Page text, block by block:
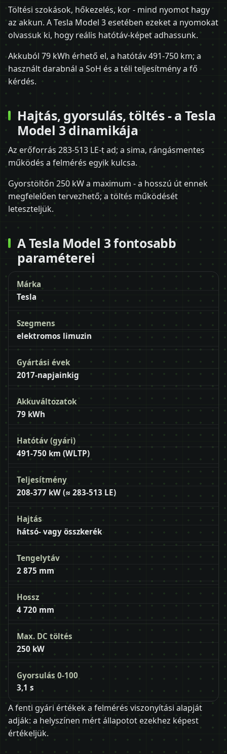
Töltési szokások, hőkezelés, kor - mind nyomot hagy
az akkun. A Tesla Model 3 esetében ezeket a nyomokat
olvassuk ki, hogy reális hatótáv-képet adhassunk.
Akkuból 79 kWh érhető el, a hatótáv 491-750 km; a
használt darabnál a SoH és a téli teljesítmény a fő
kérdés.
Hajtás, gyorsulás, töltés - a Tesla
Model 3 dinamikája
Az erőforrás 283-513 LE-t ad; a sima, rángásmentes
működés a felmérés egyik kulcsa.
Gyorstöltőn 250 kW a maximum - a hosszú út ennek
megfelelően tervezhető; a töltés működését
leteszteljük.
A Tesla Model 3 fontosabb
paraméterei
Márka
Tesla
Szegmens
elektromos limuzin
Gyártási évek
2017-napjainkig
Akkuváltozatok
79 kWh
Hatótáv (gyári)
491-750 km (WLTP)
Teljesítmény
208-377 kW (≈ 283-513 LE)
Hajtás
hátsó- vagy összkerék
Tengelytáv
2 875 mm
Hossz
4 720 mm
Max. DC töltés
250 kW
Gyorsulás 0-100
3,1 s
A fenti gyári értékek a felmérés viszonyítási alapját
adják: a helyszínen mért állapotot ezekhez képest
értékeljük.